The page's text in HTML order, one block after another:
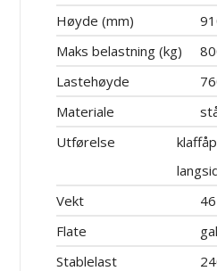
Høyde (mm)
Maks belastning (kg)
Lastehøyde
Materiale
Utførelse
Vekt
Flate
Stablelast